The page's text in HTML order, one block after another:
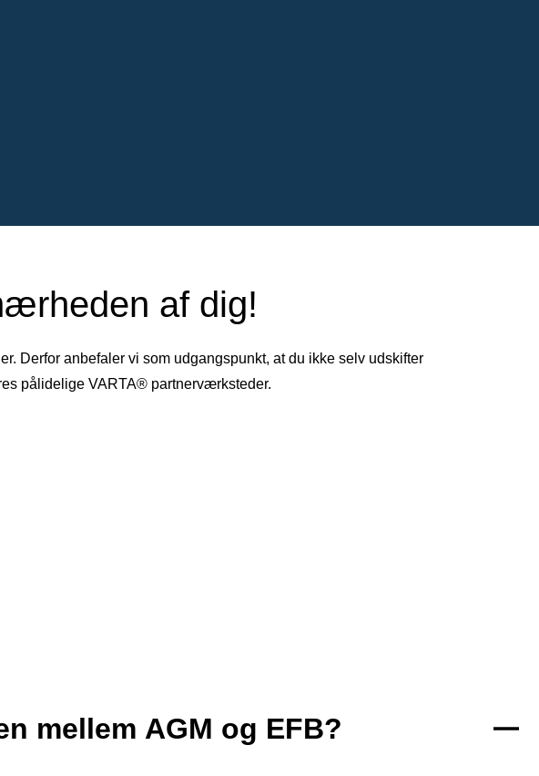
af dig!
Derfor anbefaler vi som udgangspunkt, at du ikke selv udskifter
pålidelige VARTA® partnerværksteder.
mellem AGM og EFB?